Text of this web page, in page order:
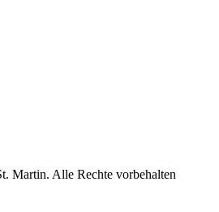
Martin. Alle Rechte vorbehalten